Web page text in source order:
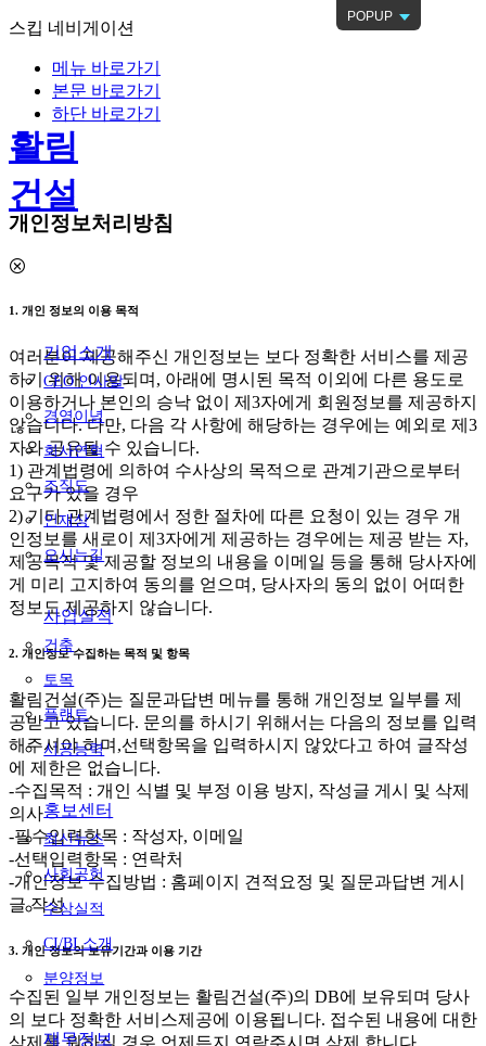
스킵 네비게이션
메뉴 바로가기
본문 바로가기
하단 바로가기
POPUP
활림
건설
기업소개
CEO 인사말
경영이념
회사연혁
조직도
인재상
오시는길
사업실적
건축
토목
플랜트
시공능력
홍보센터
최신뉴스
사회공헌
수상실적
CI/BI 소개
분양정보
재무정보
개인정보처리방침
1. 개인 정보의 이용 목적
여러분이 제공해주신 개인정보는 보다 정확한 서비스를 제공
하기 위해 이용되며, 아래에 명시된 목적 이외에 다른 용도로
이용하거나 본인의 승낙 없이 제3자에게 회원정보를 제공하지
않습니다. 다만, 다음 각 사항에 해당하는 경우에는 예외로 제3
자와 공유될 수 있습니다.
1) 관계법령에 의하여 수사상의 목적으로 관계기관으로부터
요구가 있을 경우
2) 기타 관계법령에서 정한 절차에 따른 요청이 있는 경우 개
인정보를 새로이 제3자에게 제공하는 경우에는 제공 받는 자,
제공목적 및 제공할 정보의 내용을 이메일 등을 통해 당사자에
게 미리 고지하여 동의를 얻으며, 당사자의 동의 없이 어떠한
정보도 제공하지 않습니다.
2. 개인정보 수집하는 목적 및 항목
활림건설(주)는 질문과답변 메뉴를 통해 개인정보 일부를 제
공받고 있습니다. 문의를 하시기 위해서는 다음의 정보를 입력
해주셔야 하며,선택항목을 입력하시지 않았다고 하여 글작성
에 제한은 없습니다.
-수집목적 : 개인 식별 및 부정 이용 방지, 작성글 게시 및 삭제
의사
-필수입력항목 : 작성자, 이메일
-선택입력항목 : 연락처
-개인정보 수집방법 : 홈페이지 견적요정 및 질문과답변 게시
글 작성
3. 개인 정보의 보유기간과 이용 기간
수집된 일부 개인정보는 활림건설(주)의 DB에 보유되며 당사
의 보다 정확한 서비스제공에 이용됩니다. 접수된 내용에 대한